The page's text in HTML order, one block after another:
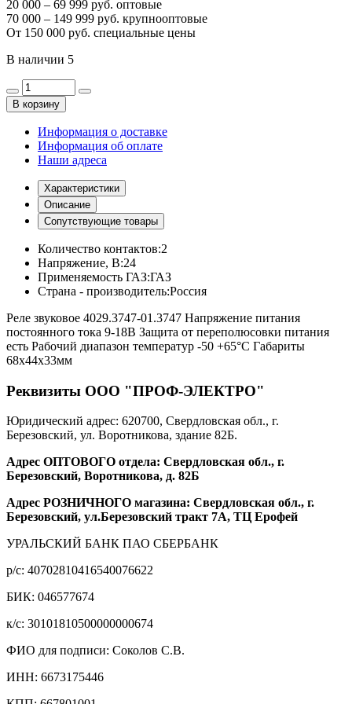
20 000 – 69 999 руб. оптовые
70 000 – 149 999 руб. крупнооптовые
От 150 000 руб. специальные цены
В наличии 5
В корзину
Информация о доставке
Информация об оплате
Наши адреса
Характеристики
Описание
Сопутствующие товары
Количество контактов:2
Напряжение, В:24
Применяемость ГАЗ:ГАЗ
Страна - производитель:Россия
Реле звуковое 4029.3747-01.3747 Напряжение питания
постоянного тока 9-18В Защита от переполюсовки питания
есть Рабочий диапазон температур -50 +65°С Габариты
68х44х33мм
Реквизиты ООО "ПРОФ-ЭЛЕКТРО"
Юридический адрес: 620700, Свердловская обл., г.
Березовский, ул. Воротникова, здание 82Б.
Адрес ОПТОВОГО отдела: Свердловская обл., г.
Березовский, Воротникова, д. 82Б
Адрес РОЗНИЧНОГО магазина: Свердловская обл., г.
Березовский, ул.Березовский тракт 7А, ТЦ Ерофей
УРАЛЬСКИЙ БАНК ПАО СБЕРБАНК
р/c: 40702810416540076622
БИК: 046577674
к/c: 30101810500000000674
ФИО для подписи: Соколов С.В.
ИНН: 6673175446